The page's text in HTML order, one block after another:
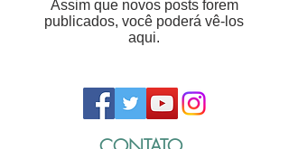
Assim que novos posts forem
publicados, você poderá vê-los
aqui.